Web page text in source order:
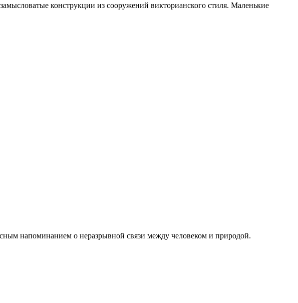
конструкции из сооружений викторианского стиля. Маленькие
напоминанием о неразрывной связи между человеком и природой.